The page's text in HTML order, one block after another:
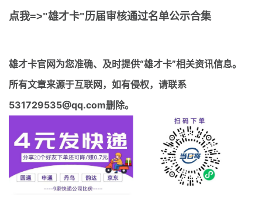
点我=>"雄才卡"历届审核通过名单公示合集
雄才卡官网为您准确、及时提供“雄才卡”相关资讯信息。
所有文章来源于互联网，如有侵权，请联系
531729535@qq.com删除。